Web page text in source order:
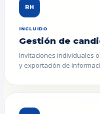
RH
INCLUIDO
Gestión de
Invitaciones individuales
y exportación de